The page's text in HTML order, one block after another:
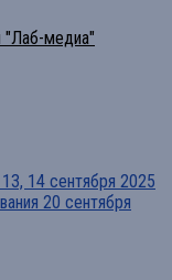
"Лаб-медиа"
14 сентября 2025
20 сентября